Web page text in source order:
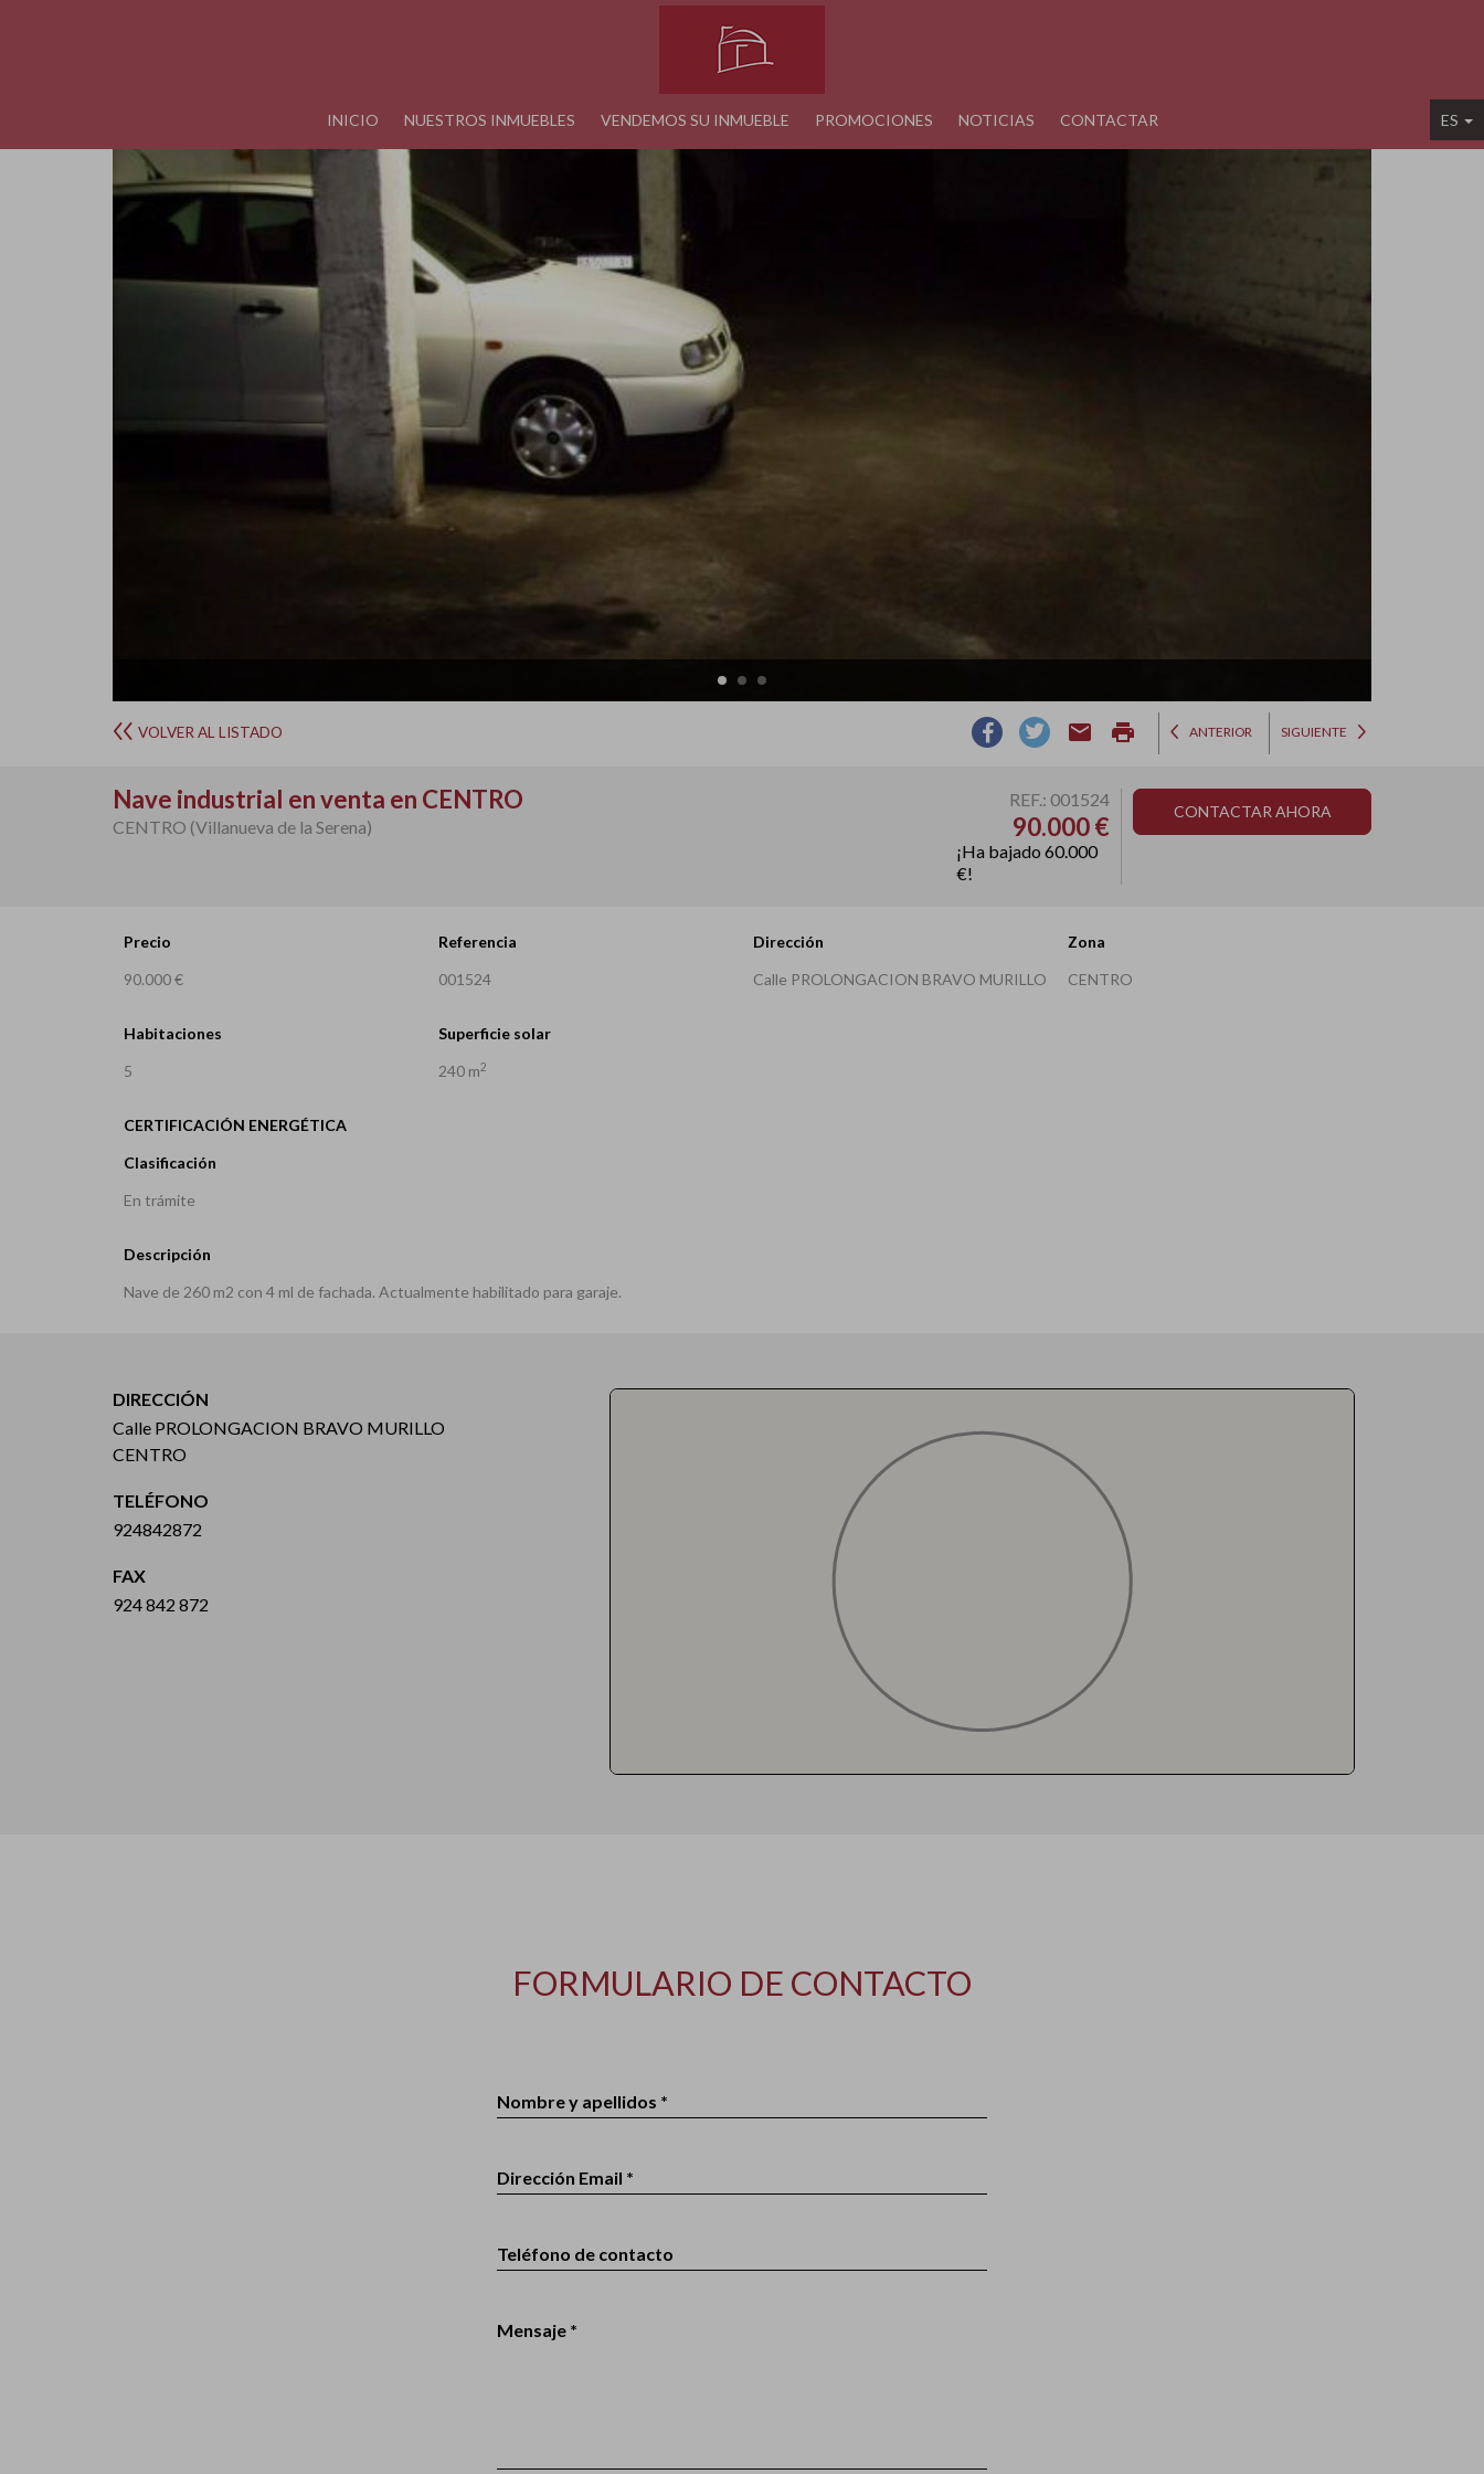
INICIO NUESTROS INMUEBLES VENDEMOS SU INMUEBLE PROMOCIONES NOTICIAS CONTACTAR ES
VOLVER AL LISTADO email print ANTERIOR SIGUIENTE
Nave industrial en venta en CENTRO
CENTRO (Villanueva de la Serena)
REF.: 001524
90.000 €
¡Ha bajado 60.000
€!
CONTACTAR AHORA
Precio
90.000 €
Referencia
001524
Dirección
Calle PROLONGACION BRAVO MURILLO
Zona
CENTRO
Habitaciones
5
Superficie solar
240 m2
CERTIFICACIÓN ENERGÉTICA
Clasificación
En trámite
Descripción
Nave de 260 m2 con 4 ml de fachada. Actualmente habilitado para garaje.
DIRECCIÓN
Calle PROLONGACION BRAVO MURILLO
CENTRO
TELÉFONO
924842872
FAX
924 842 872
FORMULARIO DE CONTACTO
Nombre y apellidos *
Dirección Email *
Teléfono de contacto
Mensaje *